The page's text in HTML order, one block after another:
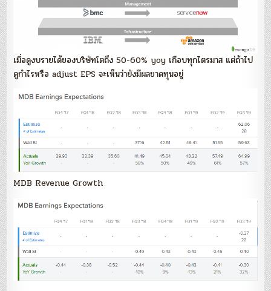
เมื่อดูงบรายได้ของบริษัทโตถึง 50-60% yoy เกือบทุกไตรมาส แต่ถ้าไป
ดูกำไรหรือ adjust EPS จะเห็นว่ายังมีผลขาดทุนอยู่
MDB Revenue Growth